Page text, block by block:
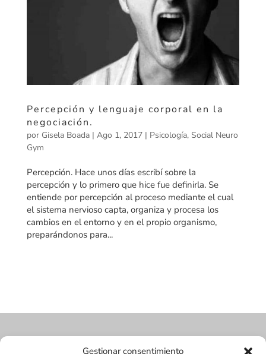
Gestionar consentimiento
Percepción y lenguaje corporal en la
negociación.
por Gisela Boada| Ago 1, 2017| Psicología, Social Neuro
Gym
Percepción. Hace unos días escribí sobre la
percepción y lo primero que hice fue definirla. Se
entiende por percepción al proceso mediante el cual
el sistema nervioso capta, organiza y procesa los
cambios en el entorno y en el propio organismo,
preparándonos para...